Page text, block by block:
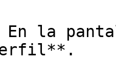
En la